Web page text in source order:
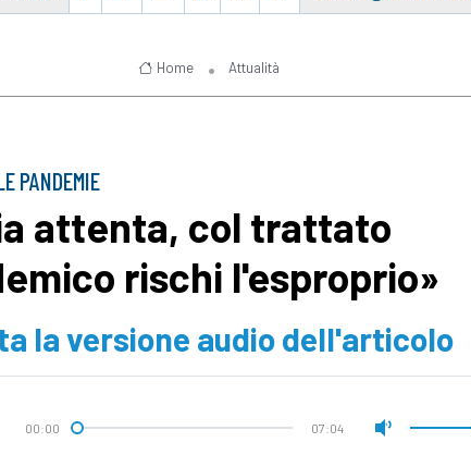
Home Attualità
PANDEMIE
attenta, col trattato
rischi l'esproprio»
la versione audio dell'articolo
00:00 07:04